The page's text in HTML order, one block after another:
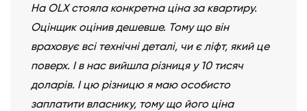
На ОLX стояла конкретна ціна за квартиру.
Оцінщик оцінив дешевше. Тому що він
враховує всі технічні деталі, чи є ліфт, який це
поверх. І в нас вийшла різниця у 10 тисяч
доларів. І цю різницю я маю особисто
заплатити власнику, тому що його ціна